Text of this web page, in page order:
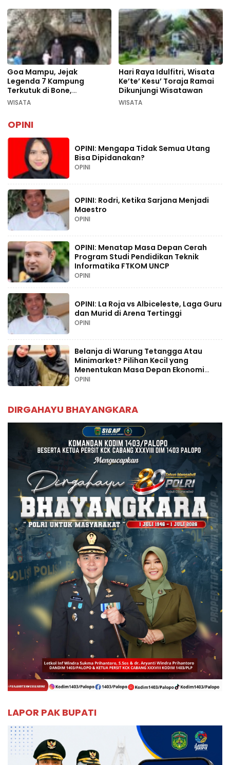
Goa Mampu, Jejak
Legenda 7 Kampung
Terkutuk di Bone,
Rekomendasi Liburan
WISATA
Hari Raya Idulfitri, Wisata
Ke’te’ Kesu’ Toraja Ramai
Dikunjungi Wisatawan
WISATA
OPINI
OPINI: Mengapa Tidak Semua Utang
Bisa Dipidanakan?
OPINI
OPINI: Rodri, Ketika Sarjana Menjadi
Maestro
OPINI
OPINI: Menatap Masa Depan Cerah
Program Studi Pendidikan Teknik
Informatika FTKOM UNCP
OPINI
OPINI: La Roja vs Albiceleste, Laga Guru
dan Murid di Arena Tertinggi
OPINI
Belanja di Warung Tetangga Atau
Minimarket? Pilihan Kecil yang
Menentukan Masa Depan Ekonomi
Palopo
OPINI
DIRGAHAYU BHAYANGKARA
LAPOR PAK BUPATI